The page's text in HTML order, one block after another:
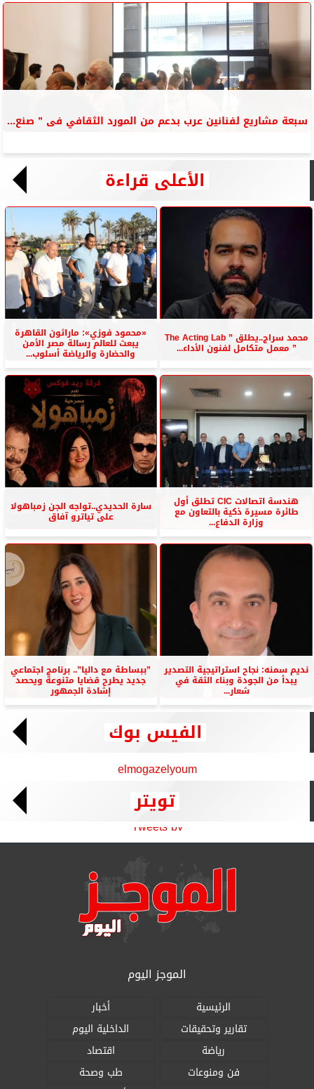
سبعة مشاريع لفنانين عرب بدعم من المورد الثقافي فى ” صنع...
الأعلى قراءة
محمد سراج..يطلق ” The Acting Lab
” معمل متكامل لفنون الأداء...
«محمود فوزي»: ماراثون القاهرة
يبعث للعالم رسالة مصر الأمن
والحضارة والرياضة أسلوب...
هندسة اتصالات CIC تطلق أول
طائرة مسيرة ذكية بالتعاون مع
وزارة الدفاع...
سارة الحديدي..تواجه الجن زمباهولا
على تياترو آفاق
نديم سمنه: نجاح استراتيجية التصدير
يبدأ من الجودة وبناء الثقة في
شعار...
”ببساطة مع داليا”.. برنامج اجتماعي
جديد يطرح قضايا متنوعة ويحصد
إشادة الجمهور
الفيس بوك
elmogazelyoum
تويتر
Tweets by
الموجز اليوم
الرئيسية
أخبار
تقارير وتحقيقات
الداخلية اليوم
رياضة
اقتصاد
فن ومنوعات
طب وصحة